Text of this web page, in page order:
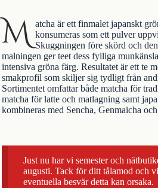
M atcha är ett finmalet japanskt
konsumeras som ett pulver
Skuggningen före skörd och
malningen ger teet dess fylliga
intensiva gröna färg. Resultatet är ett te
smakprofil som skiljer sig tydligt från
Sortimentet omfattar både matcha för
matcha för latte och matlagning samt
kombineras med Sencha, Genmaicha
Just nu har vi semester och
augusti. Tack för ditt tålamod och
eventuella besvär detta kan orsaka.